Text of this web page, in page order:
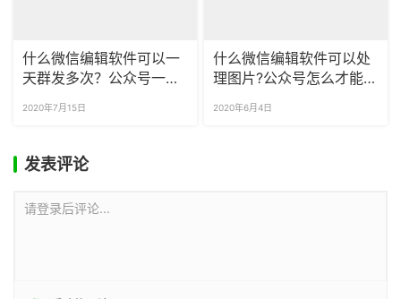
什么微信编辑软件可以一
天群发多次？公众号一天
2020年7月15日
什么微信编辑软件可以处
理图片?公众号怎么才能让
2020年6月4日
发表评论
请登录后评论...